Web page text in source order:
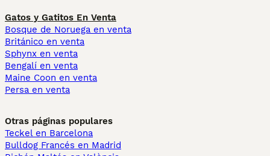
Gatos y Gatitos En Venta
Bosque de Noruega en venta
Británico en venta
Sphynx en venta
Bengalí en venta
Maine Coon en venta
Persa en venta
Otras páginas populares
Teckel en Barcelona
Bulldog Francés en Madrid